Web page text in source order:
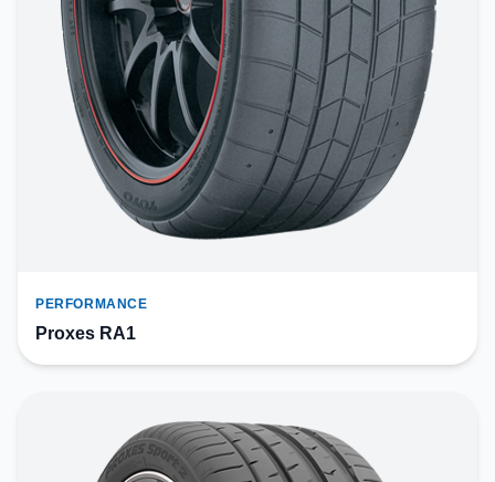
PERFORMANCE
Proxes RA1